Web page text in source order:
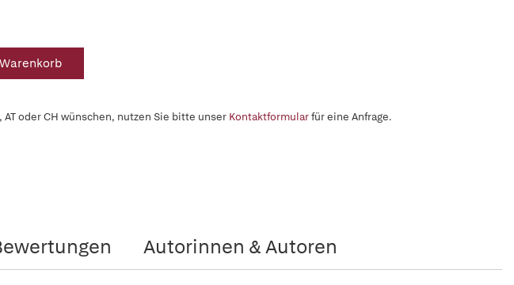
oder CH wünschen, nutzen Sie bitte unser Kontaktformularfür eine Anfrage.
Autorinnen & Autoren